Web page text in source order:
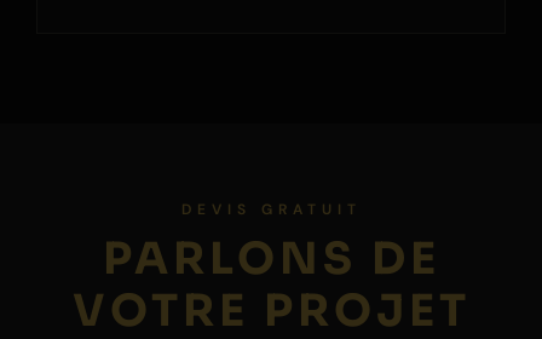
DEVIS GRATUIT
PARLONS DE
VOTRE PROJET